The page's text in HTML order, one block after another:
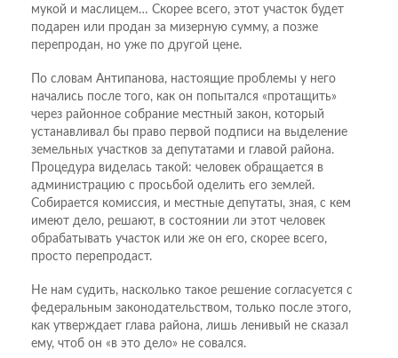
мукой и маслицем… Скорее всего, этот участок будет
подарен или продан за мизерную сумму, а позже
перепродан, но уже по другой цене.
По словам Антипанова, настоящие проблемы у него
начались после того, как он попытался «протащить»
через районное собрание местный закон, который
устанавливал бы право первой подписи на выделение
земельных участков за депутатами и главой района.
Процедура виделась такой: человек обращается в
администрацию с просьбой оделить его землей.
Собирается комиссия, и местные депутаты, зная, с кем
имеют дело, решают, в состоянии ли этот человек
обрабатывать участок или же он его, скорее всего,
просто перепродаст.
Не нам судить, насколько такое решение согласуется с
федеральным законодательством, только после этого,
как утверждает глава района, лишь ленивый не сказал
ему, чтоб он «в это дело» не совался.